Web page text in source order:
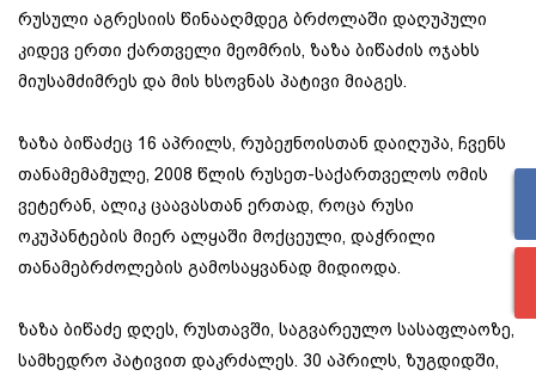
რუსული აგრესიის წინააღმდეგ ბრძოლაში დაღუპული
კიდევ ერთი ქართველი მეომრის, ზაზა ბიწაძის ოჯახს
მიუსამძიმრეს და მის ხსოვნას პატივი მიაგეს.
ზაზა ბიწაძეც 16 აპრილს, რუბეჟნოისთან დაიღუპა, ჩვენს
თანამემამულე, 2008 წლის რუსეთ-საქართველოს ომის
ვეტერან, ალიკ ცაავასთან ერთად, როცა რუსი
ოკუპანტების მიერ ალყაში მოქცეული, დაჭრილი
თანამებრძოლების გამოსაყვანად მიდიოდა.
ზაზა ბიწაძე დღეს, რუსთავში, საგვარეულო სასაფლაოზე,
სამხედრო პატივით დაკრძალეს. 30 აპრილს, ზუგდიდში,